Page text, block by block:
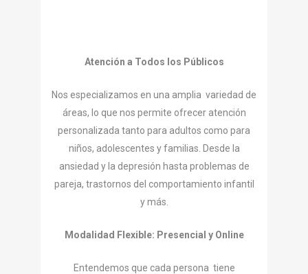
Atención a Todos los Públicos
Nos especializamos en una amplia variedad de
áreas, lo que nos permite ofrecer atención
personalizada tanto para adultos como para
niños, adolescentes y familias. Desde la
ansiedad y la depresión hasta problemas de
pareja, trastornos del comportamiento infantil
y más.
Modalidad Flexible: Presencial y Online
Entendemos que cada persona tiene